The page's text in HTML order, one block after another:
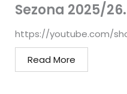
Sezona 2025/26.
https://youtube.com/
Read More